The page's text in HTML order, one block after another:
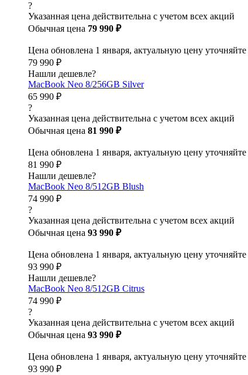
?
Указанная цена действительна с учетом всех акций
Обычная цена 79 990 ₽
Цена обновлена 1 января, актуальную цену уточняйте
79 990 ₽
Нашли дешевле?
MacBook Neo 8/256GB Silver
65 990 ₽
?
Указанная цена действительна с учетом всех акций
Обычная цена 81 990 ₽
Цена обновлена 1 января, актуальную цену уточняйте
81 990 ₽
Нашли дешевле?
MacBook Neo 8/512GB Blush
74 990 ₽
?
Указанная цена действительна с учетом всех акций
Обычная цена 93 990 ₽
Цена обновлена 1 января, актуальную цену уточняйте
93 990 ₽
Нашли дешевле?
MacBook Neo 8/512GB Citrus
74 990 ₽
?
Указанная цена действительна с учетом всех акций
Обычная цена 93 990 ₽
Цена обновлена 1 января, актуальную цену уточняйте
93 990 ₽